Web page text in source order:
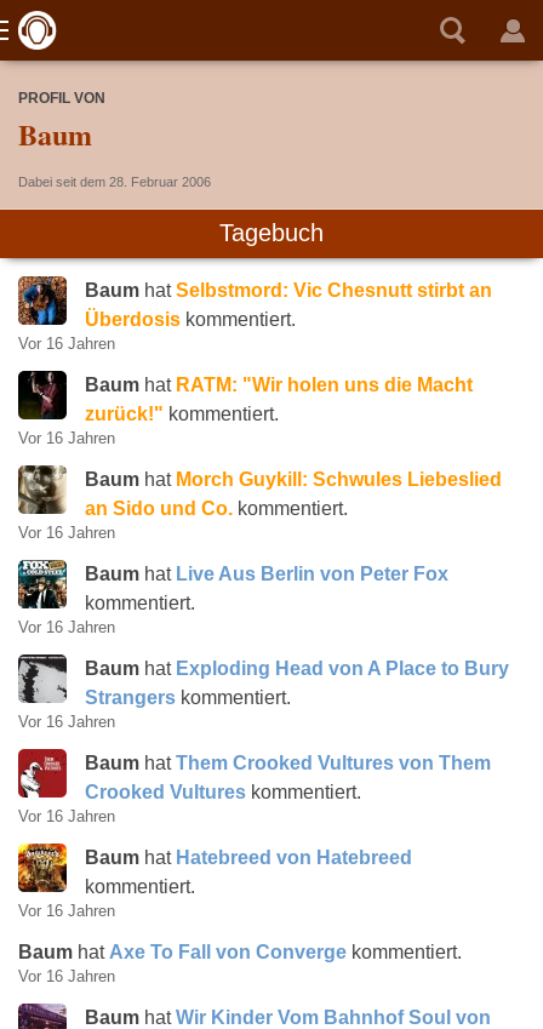
PROFIL VON
Baum
Dabei seit dem 28. Februar 2006
Tagebuch
Baum hatSelbstmord: Vic Chesnutt stirbt an
Überdosis kommentiert.
Vor 16 Jahren
Baum hat RATM: "Wir holen uns die Macht
zurück!" kommentiert.
Vor 16 Jahren
Baum hat Morch Guykill: Schwules Liebeslied
an Sido und Co. kommentiert.
Vor 16 Jahren
Baum hat Live Aus Berlin von Peter Fox
kommentiert.
Vor 16 Jahren
Baum hat Exploding Head von A Place to Bury
Strangers kommentiert.
Vor 16 Jahren
Baum hatThem Crooked Vultures von Them
Crooked Vultures kommentiert.
Vor 16 Jahren
Baum hat Hatebreed von Hatebreed
kommentiert.
Vor 16 Jahren
Baum hat Axe To Fall von Converge kommentiert.
Vor 16 Jahren
Baum hatWir Kinder Vom Bahnhof Soul von